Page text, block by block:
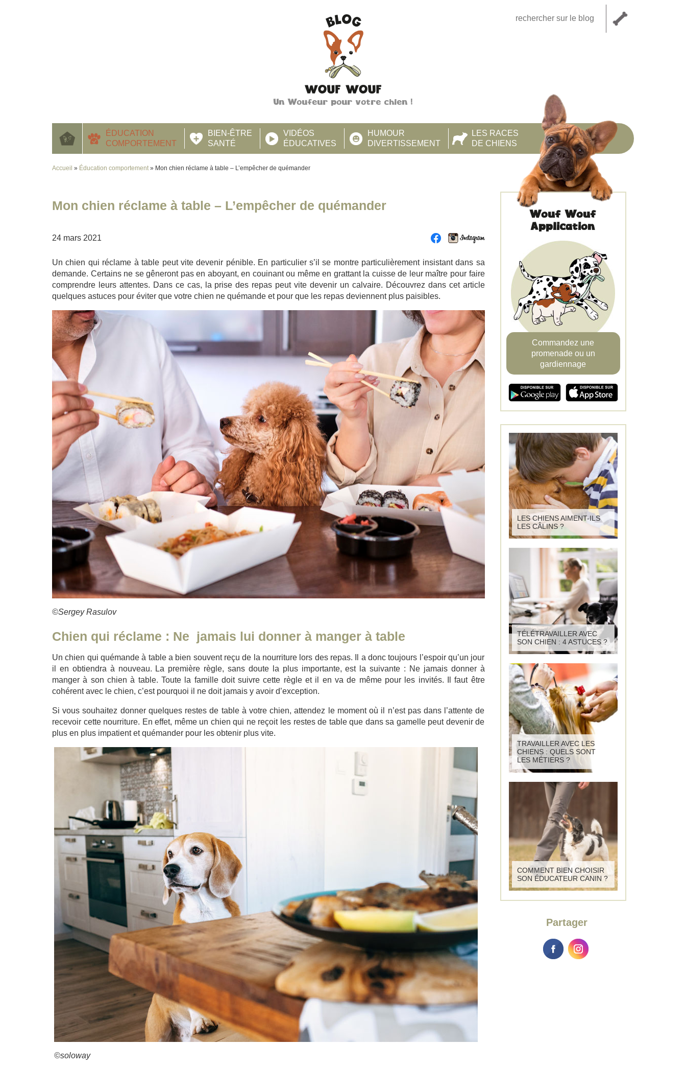
Un Woufeur pour votre chien !
ÉDUCATION
COMPORTEMENT
BIEN-ÊTRE
SANTÉ
VIDÉOS
ÉDUCATIVES
HUMOUR
DIVERTISSEMENT
LES RACES
DE CHIENS
Accueil » Éducation comportement » Mon chien réclame à table – L’empêcher de quémander
Mon chien réclame à table – L’empêcher de quémander
24 mars 2021
Un chien qui réclame à table peut vite devenir pénible. En particulier s’il se montre particulièrement insistant dans sa
demande. Certains ne se gêneront pas en aboyant, en couinant ou même en grattant la cuisse de leur maître pour faire
comprendre leurs attentes. Dans ce cas, la prise des repas peut vite devenir un calvaire. Découvrez dans cet article
quelques astuces pour éviter que votre chien ne quémande et pour que les repas deviennent plus paisibles.
©Sergey Rasulov
Chien qui réclame : Ne jamais lui donner à manger à table
Un chien qui quémande à table a bien souvent reçu de la nourriture lors des repas. Il a donc toujours l’espoir qu’un jour
il en obtiendra à nouveau. La première règle, sans doute la plus importante, est la suivante : Ne jamais donner à
manger à son chien à table. Toute la famille doit suivre cette règle et il en va de même pour les invités. Il faut être
cohérent avec le chien, c’est pourquoi il ne doit jamais y avoir d’exception.
Si vous souhaitez donner quelques restes de table à votre chien, attendez le moment où il n’est pas dans l’attente de
recevoir cette nourriture. En effet, même un chien qui ne reçoit les restes de table que dans sa gamelle peut devenir de
plus en plus impatient et quémander pour les obtenir plus vite.
©soloway
Wouf Wouf
Application
Commandez une
promenade ou un
gardiennage
LES CHIENS AIMENT-ILS
LES CÂLINS ?
TÉLÉTRAVAILLER AVEC
SON CHIEN : 4 ASTUCES ?
TRAVAILLER AVEC LES
CHIENS : QUELS SONT
LES MÉTIERS ?
COMMENT BIEN CHOISIR
SON ÉDUCATEUR CANIN ?
Partager